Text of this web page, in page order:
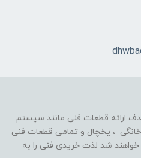
ارائه قطعات فنی مانند سیستم
، یخچال و تمامی قطعات فنی
خواهند شد لذت خریدی فنی را به